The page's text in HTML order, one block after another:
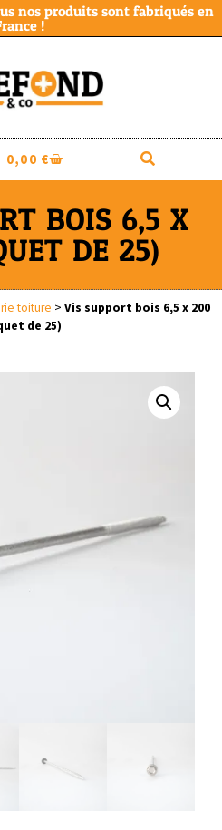
nos produits sont fabriqués en
!
0,00 €
BOIS 6,5 X
DE 25)
toiture > Vis support bois 6,5 x 200
de 25)